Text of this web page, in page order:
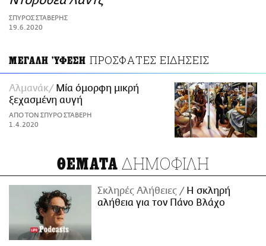
ΑΜΠΑ
PRINT
ΣΠΥΡΟΣ ΣΤΑΒΕΡΗΣ
19.6.2020
ΜΕΓΑΛΗ 'ΥΦΕΣΗ ΠΡΟΣΦΑΤΕΣ ΕΙΔΗΣΕΙΣ
Αλμανάκ
Μία όμορφη μικρή
ξεχασμένη αυγή
ΑΠΟ ΤΟΝ ΣΠΥΡΟ ΣΤΑΒΕΡΗ
1.4.2020
ΘΕΜΑΤΑ ΔΗΜΟΦΙΛΗ
Σκληρές Αλήθειες
H σκληρή
αλήθεια για τον Πάνο Βλάχο